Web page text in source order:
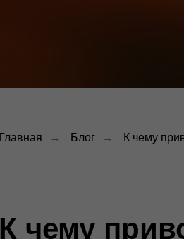
Главная → Блог → К чему
К чему